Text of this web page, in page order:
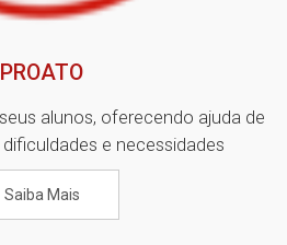
PROATO
alunos, oferecendo ajuda de
e necessidades
Saiba Mais